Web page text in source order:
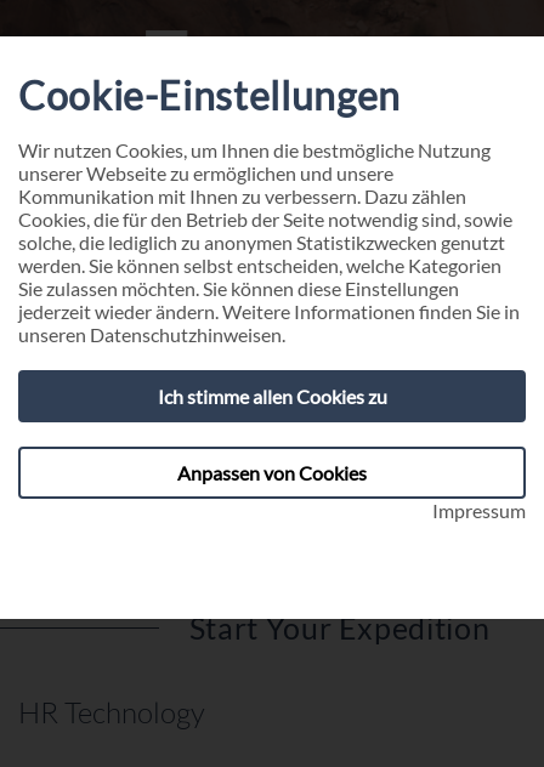
HR Technology
HR-Revolution: Führen Sie Ihr Unternehmen mit
digitaler Exzellenz an die Spitze.
Start Your Expedition
HR Technology
Cookie-Einstellungen
Wir nutzen Cookies, um Ihnen die bestmögliche Nutzung
unserer Webseite zu ermöglichen und unsere
Kommunikation mit Ihnen zu verbessern. Dazu zählen
Cookies, die für den Betrieb der Seite notwendig sind, sowie
solche, die lediglich zu anonymen Statistikzwecken genutzt
werden. Sie können selbst entscheiden, welche Kategorien
Sie zulassen möchten. Sie können diese Einstellungen
jederzeit wieder ändern. Weitere Informationen finden Sie in
unseren Datenschutzhinweisen.
Ich stimme allen Cookies zu
Anpassen von Cookies
Impressum